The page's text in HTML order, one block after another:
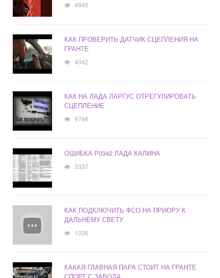
4945
КАК ПРОВЕРИТЬ ДАТЧИК СЦЕПЛЕНИЯ НА
ГРАНТЕ
4042
КАК НА ЛАДА ЛАРГУС ОТРЕГУЛИРОВАТЬ
СЦЕПЛЕНИЕ
9746
ОШИБКА Р0342 ЛАДА КАЛИНА
3337
КАК ПОДКЛЮЧИТЬ ФСО НА ПРИОРУ К
ДАЛЬНЕМУ СВЕТУ
1036
КАКАЯ ГЛАВНАЯ ПАРА СТОИТ НА ГРАНТЕ